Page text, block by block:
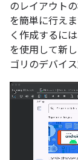
のレイアウト
を簡単に行え
く作成するに
を使用して新
ゴリのデバイ